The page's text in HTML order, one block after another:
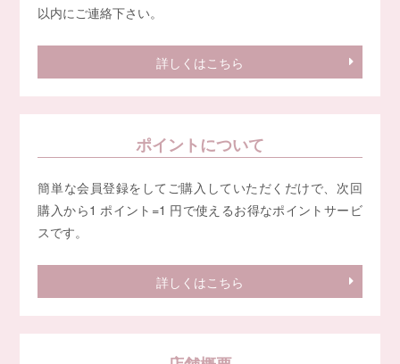
以内にご連絡下さい。
詳しくはこちら
ポイントについて
簡単な会員登録をしてご購入していただくだけで、次回
購入から1 ポイント=1 円で使えるお得なポイントサービ
スです。
詳しくはこちら